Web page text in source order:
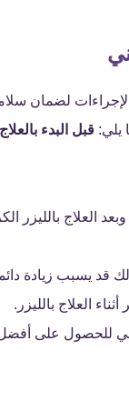
الإجراءات لضمان
يلي: قبل البدء
العلاج بالليزر
يسبب زيادة
العلاج بالليزر.
للحصول على أفضل